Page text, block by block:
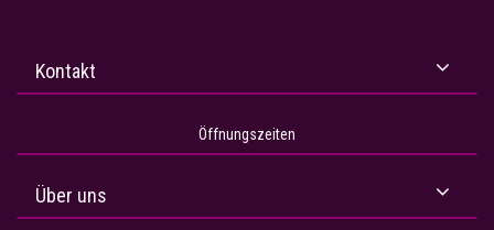
Kontakt
Öffnungszeiten
Über uns